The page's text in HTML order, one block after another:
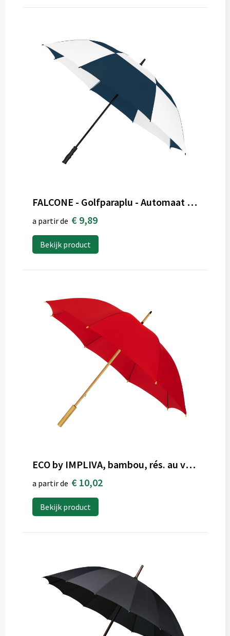
FALCONE - Golfparaplu - Automaat - Windproof - 130 cm
a partir de € 9,89
Bekijk product
ECO by IMPLIVA, bambou, rés. au vent, 102 cm, rouge
a partir de € 10,02
Bekijk product